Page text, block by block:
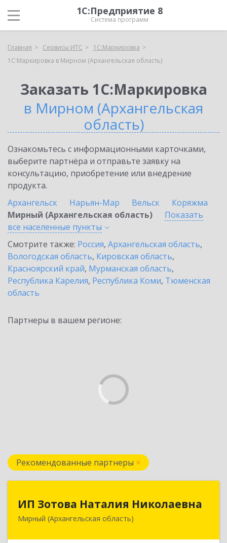
1С:Предприятие 8
Система программ
Главная Сервисы ИТС
1С:Маркировка
1С:Маркировка в Мирном (Архангельская область)
Заказать 1С:Маркировка
в Мирном (Архангельская
область)
Ознакомьтесь с информационными карточками,
выберите партнёра и отправьте заявку на
консультацию, приобретение или внедрение
продукта.
Архангельск
Нарьян-Мар Вельск
Коряжма
Мирный (Архангельская область)
Показать
все населенные пункты
Смотрите также: Россия, Архангельская область,
Вологодская область, Кировская область,
Красноярский край, Мурманская область,
Республика Карелия, Республика Коми, Тюменская
область
Партнеры в вашем регионе:
Рекомендованные партнеры
ИП Зотова Наталия Николаевна
Мирный (Архангельская область)
164170, г.Мирный, Архангельской обл.,